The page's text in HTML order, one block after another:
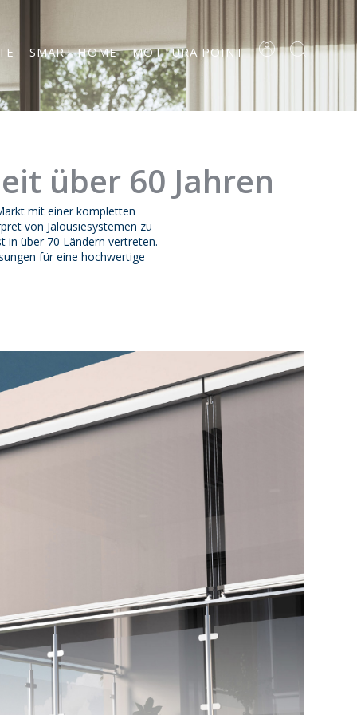
SMART HOME MOTTURA POINT
über 60 Jahren
mit einer kompletten
von Jalousiesystemen zu
in über 70 Ländern vertreten.
für eine hochwertige